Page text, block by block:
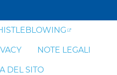
NOTE LEGALI
DEL SITO